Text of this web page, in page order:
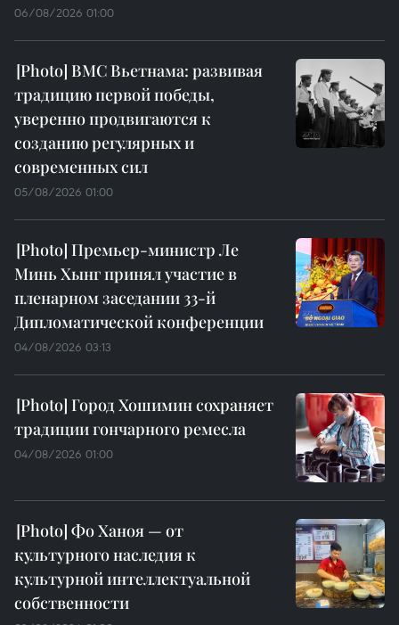
06/08/2026 01:00
ВМС Вьетнама: развивая
традицию первой победы,
уверенно продвигаются к
созданию регулярных и
современных сил
05/08/2026 01:00
Премьер-министр Ле
Минь Хынг принял участие в
пленарном заседании 33-й
Дипломатической конференции
04/08/2026 03:13
Город Хошимин сохраняет
традиции гончарного ремесла
04/08/2026 01:00
Фо Ханоя — от
культурного наследия к
культурной интеллектуальной
собственности